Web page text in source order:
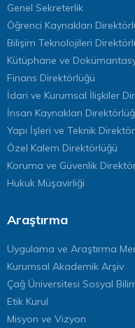
Genel Sekreterlik
Öğrenci Kaynakları
Bilişim Teknolojileri
Kütüphane ve
Finans Direktörlüğü
İdari ve Kurumsal İlişkiler
İnsan Kaynakları
Yapı İşleri ve Teknik
Özel Kalem Direktörlüğü
Koruma ve Güvenlik
Hukuk Müşavirliği
Araştırma
Uygulama ve Araştırma
Kurumsal Akademik Arşiv
Çağ Üniversitesi Sosyal
Etik Kurul
Misyon ve Vizyon